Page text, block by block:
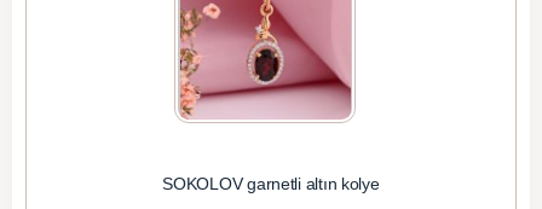
SOKOLOV garnetli altın kolye